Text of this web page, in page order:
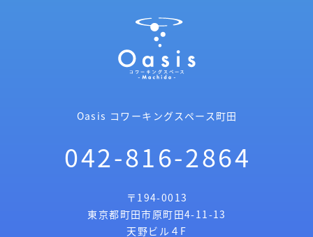
Oasis コワーキングスペース町田
042-816-2864
〒194-0013
東京都町田市原町田4-11-13
天野ビル４F